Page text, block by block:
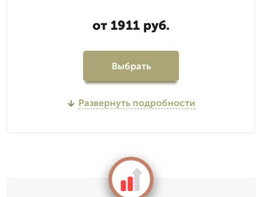
от 1911 руб.
Выбрать
Развернуть подробности